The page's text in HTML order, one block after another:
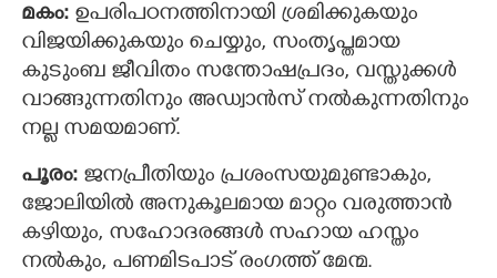
മകം: ഉപരിപഠനത്തിനായി ശ്രമിക്കുകയും
വിജയിക്കുകയും ചെയ്യും, സംതൃപ്തമായ
കുടുംബ ജീവിതം സന്തോഷപ്രദം, വസ്തുക്കള്‍
വാങ്ങുന്നതിനും അഡ്വാന്‍സ് നല്‍കുന്നതിനും
നല്ല സമയമാണ്.
പൂരം: ജനപ്രീതിയും പ്രശംസയുമുണ്ടാകും,
ജോലിയില്‍ അനുകൂലമായ മാറ്റം വരുത്താൻ
കഴിയും, സഹോദരങ്ങൾ സഹായ ഹസ്തം
നൽകും, പണമിടപാട് രംഗത്ത് മേന്മ.